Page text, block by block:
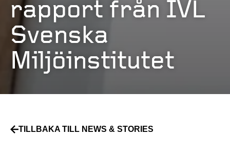
rapport från IVL
Svenska
Miljöinstitutet
TILLBAKA TILL NEWS & STORIES